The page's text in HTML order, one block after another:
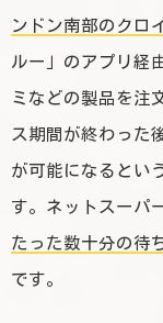
ンドン南部のクロ
ルー」のアプリ経
ミなどの製品を注
ス期間が終わった
が可能になるとい
す。ネットスーパ
たった数十分の待
です。